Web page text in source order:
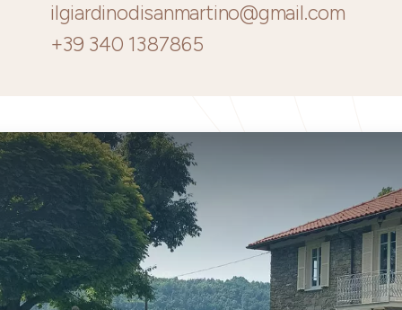
ilgiardinodisanmartino@gmail.com
+39 340 1387865